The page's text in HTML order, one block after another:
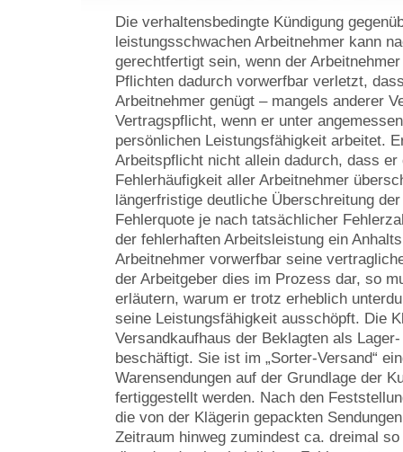
Die verhaltensbedingte Kündigung
leistungsschwachen Arbeitnehmer kann
gerechtfertigt sein, wenn der
Pflichten dadurch vorwerfbar verletzt,
Arbeitnehmer genügt – mangels anderer
Vertragspflicht, wenn er unter
persönlichen Leistungsfähigkeit arbeitet.
Arbeitspflicht nicht allein dadurch, dass
Fehlerhäufigkeit aller Arbeitnehmer
längerfristige deutliche Überschreitung
Fehlerquote je nach tatsächlicher
der fehlerhaften Arbeitsleistung ein
Arbeitnehmer vorwerfbar seine
der Arbeitgeber dies im Prozess dar, so
erläutern, warum er trotz erheblich
seine Leistungsfähigkeit ausschöpft. Die
Versandkaufhaus der Beklagten als
beschäftigt. Sie ist im „Sorter-Versand“
Warensendungen auf der Grundlage der
fertiggestellt werden. Nach den
die von der Klägerin gepackten
Zeitraum hinweg zumindest ca. dreimal